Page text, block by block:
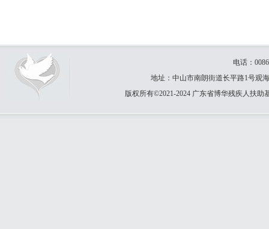
电话：
地址：中山市南朗街道长平路1号观
版权所有©2021-2024 广东省博华残疾人扶助